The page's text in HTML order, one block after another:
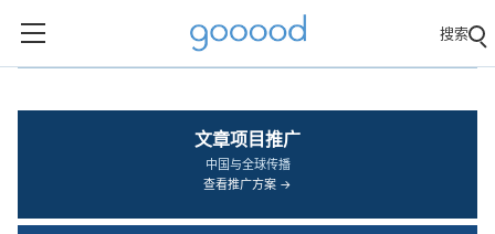
搜索
文章项目推广
中国与全球传播
查看推广方案 →